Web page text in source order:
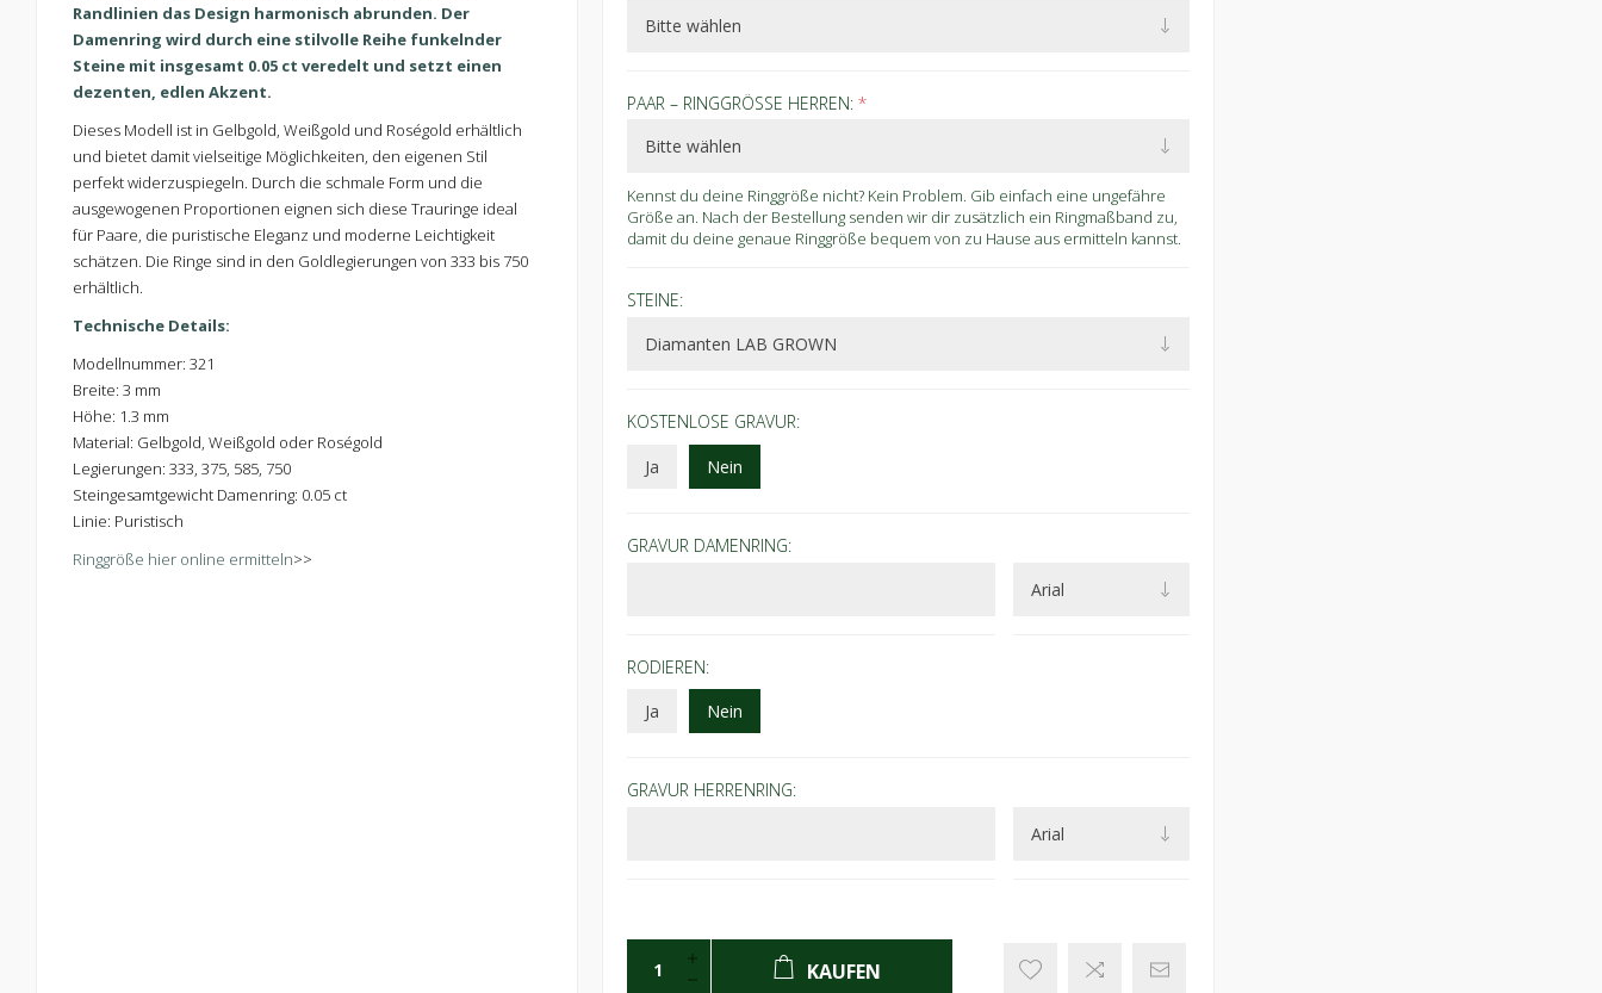
Randlinien das Design harmonisch abrunden. Der
Damenring wird durch eine stilvolle Reihe funkelnder
Steine mit insgesamt 0.05 ct veredelt und setzt einen
dezenten, edlen Akzent.
Dieses Modell ist in Gelbgold, Weißgold und Roségold erhältlich
und bietet damit vielseitige Möglichkeiten, den eigenen Stil
perfekt widerzuspiegeln. Durch die schmale Form und die
ausgewogenen Proportionen eignen sich diese Trauringe ideal
für Paare, die puristische Eleganz und moderne Leichtigkeit
schätzen. Die Ringe sind in den Goldlegierungen von 333 bis 750
erhältlich.
Technische Details:
Modellnummer: 321
Breite: 3 mm
Höhe: 1.3 mm
Material: Gelbgold, Weißgold oder Roségold
Legierungen: 333, 375, 585, 750
Steingesamtgewicht Damenring: 0.05 ct
Linie: Puristisch
Ringgröße hier online ermitteln>>
PAAR – RINGGRÖSSE HERREN: *
Kennst du deine Ringgröße nicht? Kein Problem. Gib einfach eine ungefähre
Größe an. Nach der Bestellung senden wir dir zusätzlich ein Ringmaßband zu,
damit du deine genaue Ringgröße bequem von zu Hause aus ermitteln kannst.
STEINE:
KOSTENLOSE GRAVUR:
Ja
Nein
GRAVUR DAMENRING:
RODIEREN:
Ja
Nein
GRAVUR HERRENRING:
KAUFEN